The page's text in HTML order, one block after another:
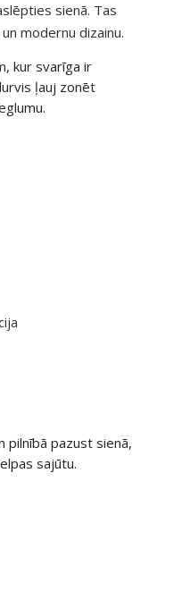
sienā. Tas
modernu dizainu.
kur svarīga ir
ļauj zonēt
pilnībā pazust sienā,
sajūtu.